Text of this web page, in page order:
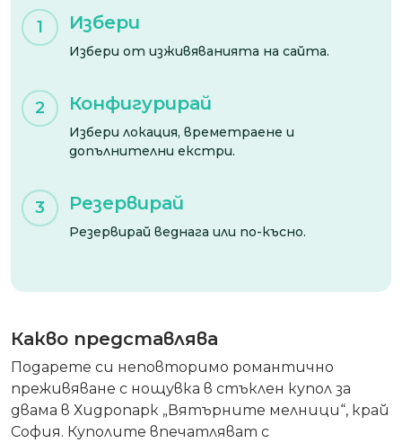
1 Избери
Избери от изживяванията на сайта.
2 Конфигурирай
Избери локация, времетраене и
допълнителни екстри.
3 Резервирай
Резервирай веднага или по-късно.
Какво представлява
Подарете си неповторимо романтично
преживяване с нощувка в стъклен купол за
двама в Хидропарк „Вятърните мелници“, край
София. Куполите впечатляват с